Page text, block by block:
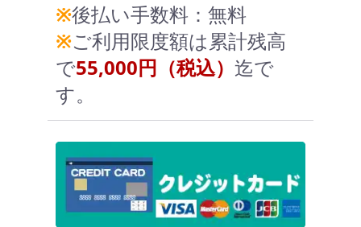
※後払い手数料：無料
※ご利用限度額は累計残高
で55,000円（税込） 迄で
す。